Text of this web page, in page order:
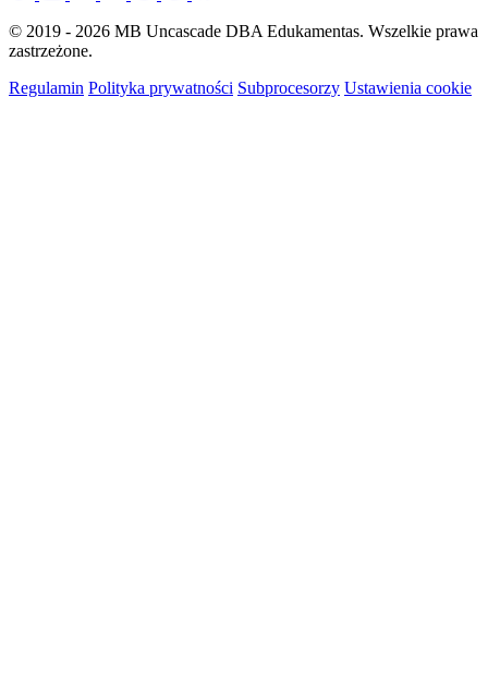
© 2019 - 2026 MB Uncascade DBA Edukamentas. Wszelkie prawa
zastrzeżone.
Regulamin Polityka prywatności Subprocesorzy Ustawienia cookie